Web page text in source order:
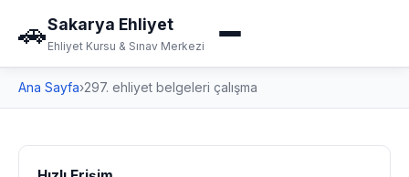
🚗Sakarya Ehliyet
Ehliyet Kursu & Sınav Merkezi
Ana Sayfa›297. ehliyet belgeleri çalışma